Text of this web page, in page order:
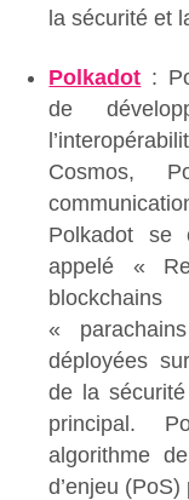
la sécurité et
Polkadot :
de
Cosmos,
Polkadot se
appelé «
«
déployées
de la
principal.
algorithme
d’enjeu